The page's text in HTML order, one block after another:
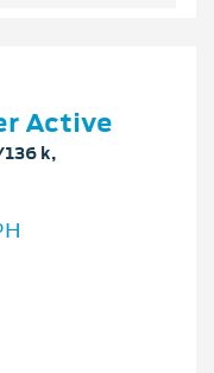
Active
k,